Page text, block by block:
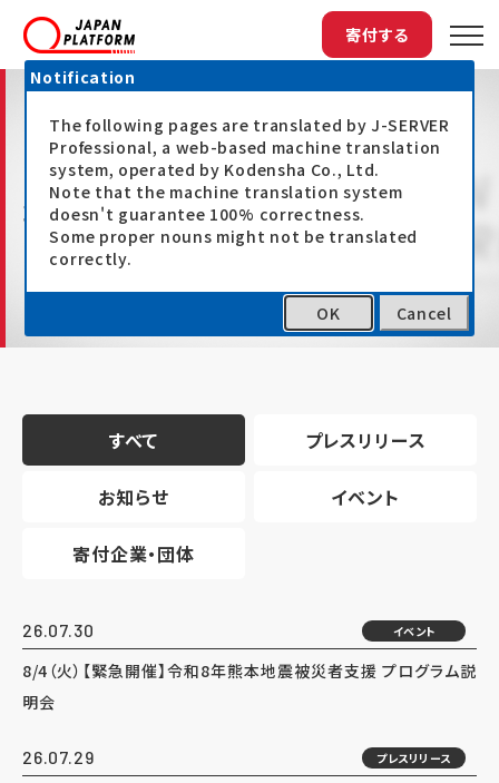
寄付する
最新情報
すべて プレスリリース
お知らせ イベント
寄付企業・団体
26.07.30 イベント
8/4（火）【緊急開催】令和8年熊本地震被災者支援 プログラム説
明会
26.07.29 プレスリリース
Notification
The following pages are translated by J-SERVER
Professional, a web-based machine translation
system, operated by Kodensha Co., Ltd.
Note that the machine translation system
doesn't guarantee 100% correctness.
Some proper nouns might not be translated
correctly.
OK Cancel